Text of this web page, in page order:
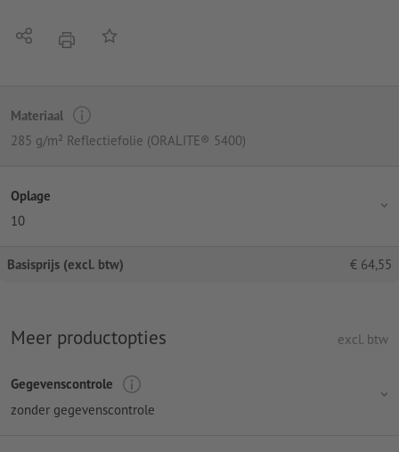
Delen afdrukkenOp de lijst
Materiaal
285 g/m² Reflectiefolie (ORALITE® 5400)
Oplage
10
Basisprijs (excl. btw) € 64,55
Meer productopties excl. btw
Gegevenscontrole
zonder gegevenscontrole